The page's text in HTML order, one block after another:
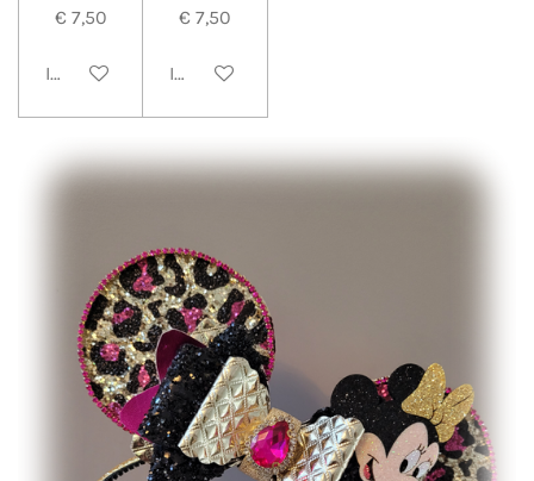
€ 7,50
In winkelwagen
€ 7,50
In winkelwagen